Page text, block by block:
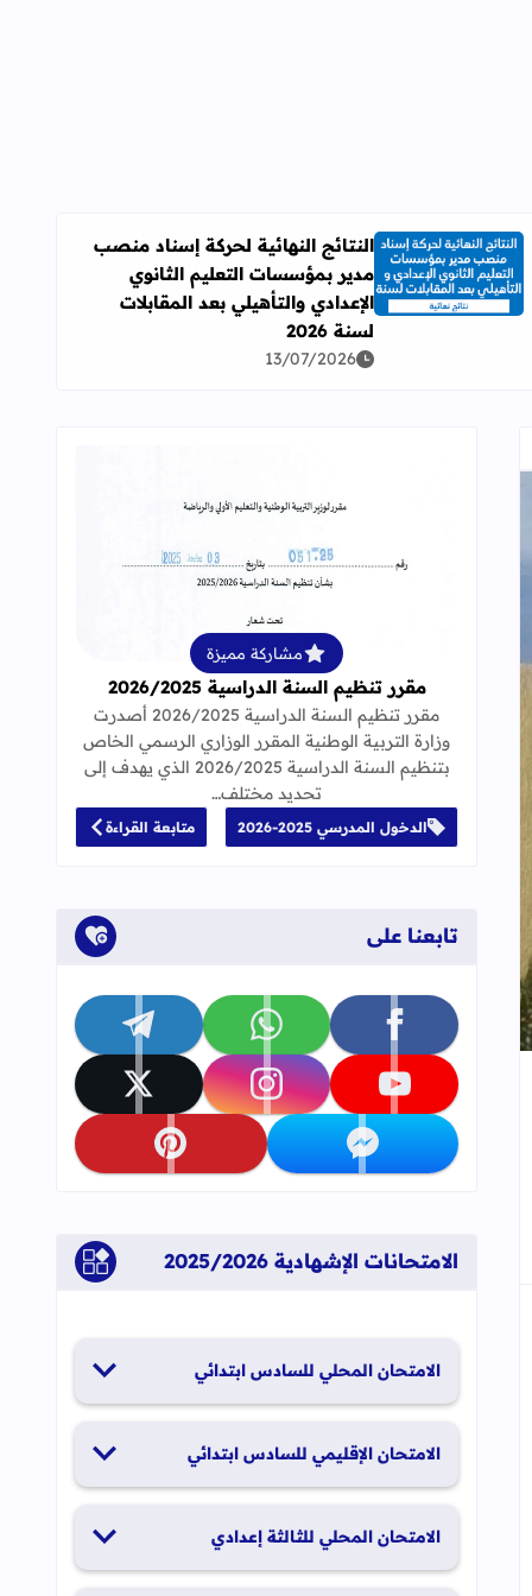
اقرأ المزيد عن النتائج النهائية لحركة إسناد منصب مدير بمؤسسات
النتائج النهائية لحركة إسناد منصب
مدير بمؤسسات التعليم الثانوي
الإعدادي والتأهيلي بعد المقابلات
لسنة 2026
13/07/2026
العلامات المرجعية
قراءة المزيد عن مقرر تنظيم السنة الدراسية
مشاركة مميزة
مقرر تنظيم السنة الدراسية 2026/2025
مقرر تنظيم السنة الدراسية 2026/2025 أصدرت
وزارة التربية الوطنية المقرر الوزاري الرسمي الخاص
بتنظيم السنة الدراسية 2026/2025 الذي يهدف إلى
تحديد مختلف…
الدخول المدرسي 2025-2026 متابعة القراءة
تابعنا على
تابعنا على facebook تابعنا على whatsapp تابعنا على telegram
تابعنا على youtube تابعنا على instagram تابعنا على x
تابعنا على messenger تابعنا على pinterest
الامتحانات الإشهادية 2025/2026
الامتحان المحلي للسادس ابتدائي
الامتحان الإقليمي للسادس ابتدائي
الامتحان المحلي للثالثة إعدادي